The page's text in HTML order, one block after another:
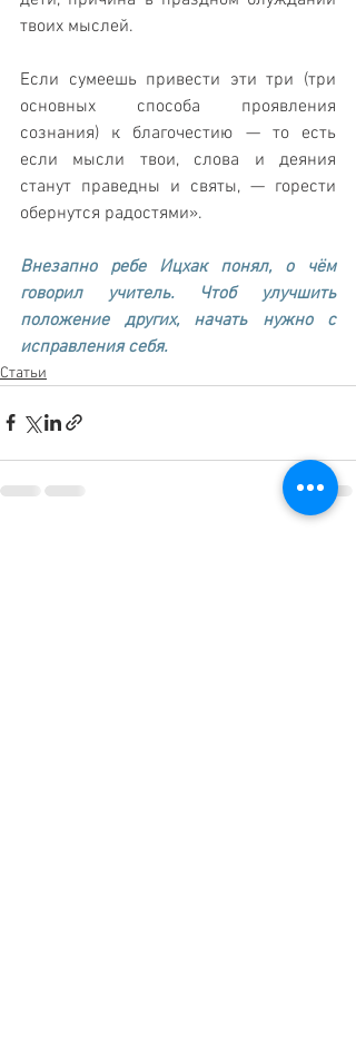
твоих мыслей.
Если сумеешь привести эти три (три
основных способа проявления
сознания) к благочестию — то есть
если мысли твои, слова и деяния
станут праведны и святы, — горести
обернутся радостями».
Внезапно ребе Ицхак понял, о чём
говорил учитель. Чтоб улучшить
положение других, начать нужно с
исправления себя.
Статьи